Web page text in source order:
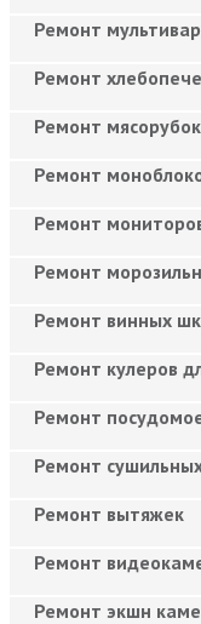
Ремонт
Ремонт
Ремонт мясорубок
Ремонт
Ремонт
Ремонт
Ремонт винных
Ремонт кулеров
Ремонт
Ремонт
Ремонт вытяжек
Ремонт
Ремонт экшн